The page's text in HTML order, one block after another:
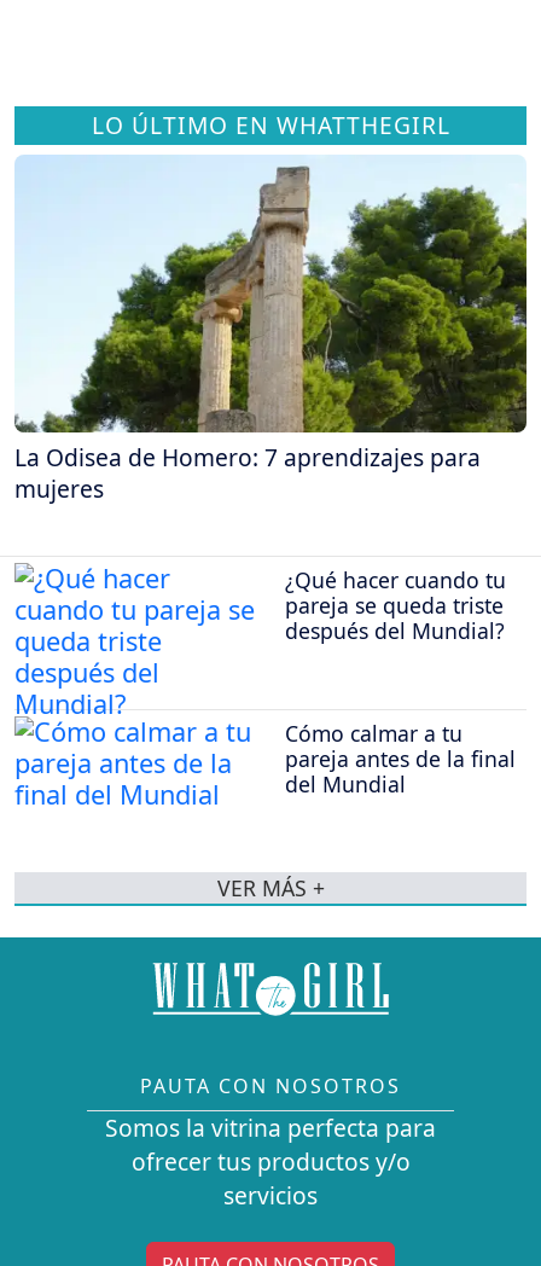
LO ÚLTIMO EN WHATTHEGIRL
La Odisea de Homero: 7 aprendizajes para
mujeres
¿Qué hacer cuando tu
pareja se queda triste
después del Mundial?
Cómo calmar a tu
pareja antes de la final
del Mundial
VER MÁS +
PAUTA CON NOSOTROS
Somos la vitrina perfecta para
ofrecer tus productos y/o
servicios